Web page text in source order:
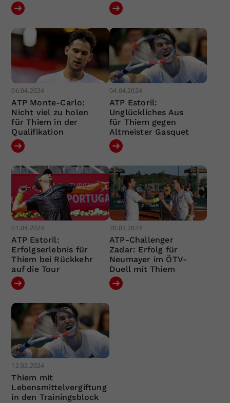
06.04.2024
ATP Monte-Carlo:
Nicht viel zu holen
für Thiem in der
Qualifikation
04.04.2024
ATP Estoril:
Unglückliches Aus
für Thiem gegen
Altmeister Gasquet
01.04.2024
ATP Estoril:
Erfolgserlebnis für
Thiem bei Rückkehr
auf die Tour
20.03.2024
ATP-Challenger
Zadar: Erfolg für
Neumayer im ÖTV-
Duell mit Thiem
12.02.2024
Thiem mit
Lebensmittelvergiftung
in den Trainingsblock